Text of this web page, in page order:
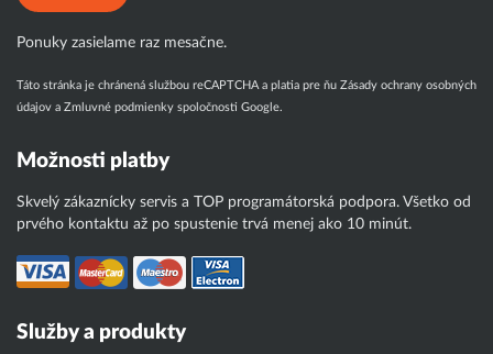
Ponuky zasielame raz mesačne.
Táto stránka je chránená službou reCAPTCHA a platia pre ňu Zásady ochrany osobných
údajov a Zmluvné podmienky spoločnosti Google.
Možnosti platby
Skvelý zákaznícky servis a TOP programátorská podpora. Všetko od
prvého kontaktu až po spustenie trvá menej ako 10 minút.
Služby a produkty